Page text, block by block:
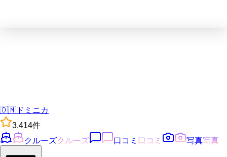
🇩🇲 ドミニカ
3.414件
クルーズクルーズ 口コミ 口コミ 写真写真